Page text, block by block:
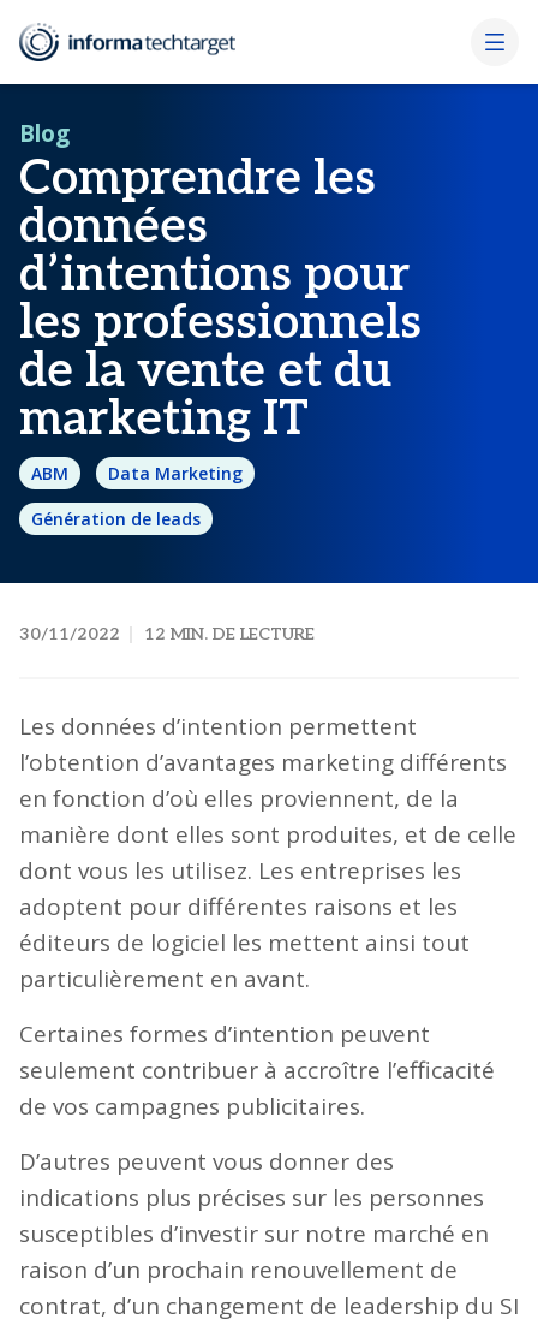
Blog
Comprendre les
données
d’intentions pour
les professionnels
de la vente et du
marketing IT
ABM
Data Marketing
Génération de leads
30/11/2022 12 MIN. DE LECTURE
Les données d’intention permettent
l’obtention d’avantages marketing différents
en fonction d’où elles proviennent, de la
manière dont elles sont produites, et de celle
dont vous les utilisez. Les entreprises les
adoptent pour différentes raisons et les
éditeurs de logiciel les mettent ainsi tout
particulièrement en avant.
Certaines formes d’intention peuvent
seulement contribuer à accroître l’efficacité
de vos campagnes publicitaires.
D’autres peuvent vous donner des
indications plus précises sur les personnes
susceptibles d’investir sur notre marché en
raison d’un prochain renouvellement de
contrat, d’un changement de leadership du SI